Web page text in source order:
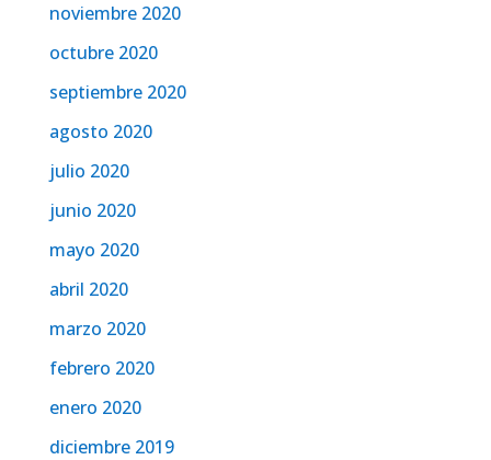
noviembre 2020
octubre 2020
septiembre 2020
agosto 2020
julio 2020
junio 2020
mayo 2020
abril 2020
marzo 2020
febrero 2020
enero 2020
diciembre 2019